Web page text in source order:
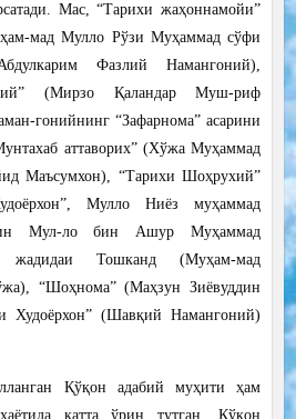
Мас, “Тарихи жаҳоннамойи”
мад Мулло Рўзи Муҳаммад сўфи
Фазлий Намангоний),
(Мирзо Қаландар Муш-риф
гонийнинг “Зафарнома” асарини
аттаворих” (Хўжа Муҳаммад
Маъсумхон), “Тарихи Шоҳрухий”
Мулло Ниёз муҳаммад
Мул-ло бин Ашур Муҳаммад
жадидаи Тошканд (Муҳам-мад
“Шоҳнома” (Маҳзун Зиёвуддин
Худоёрхон” (Шавқий Намангоний)
Қўқон адабий муҳити ҳам
катта ўрин тутган. Қўқон